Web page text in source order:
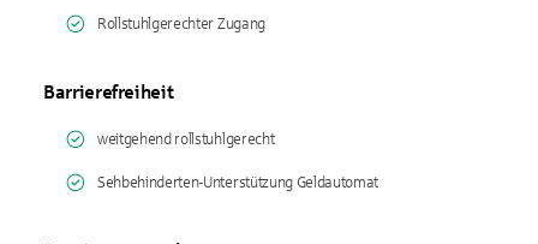
Rollstuhlgerechter Zugang
Barrierefreiheit
weitgehend rollstuhlgerecht
Sehbehinderten-Unterstützung Geldautomat